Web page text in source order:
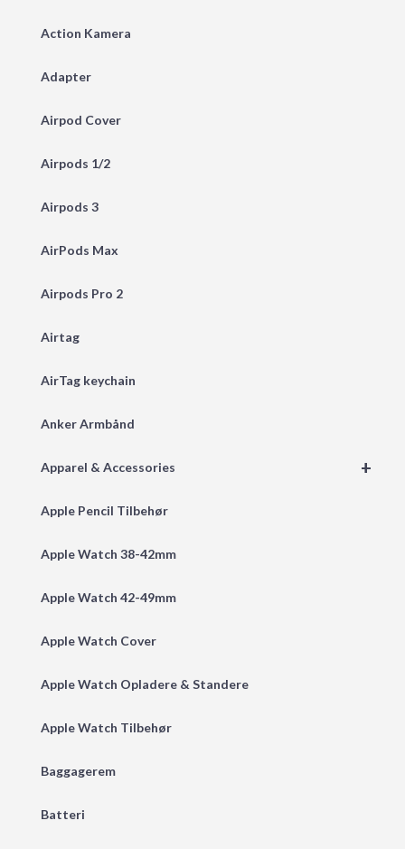
Action Kamera
Adapter
Airpod Cover
Airpods 1/2
Airpods 3
AirPods Max
Airpods Pro 2
Airtag
AirTag keychain
Anker Armbånd
+
Apparel & Accessories
Apple Pencil Tilbehør
Apple Watch 38-42mm
Apple Watch 42-49mm
Apple Watch Cover
Apple Watch Opladere & Standere
Apple Watch Tilbehør
Baggagerem
Batteri